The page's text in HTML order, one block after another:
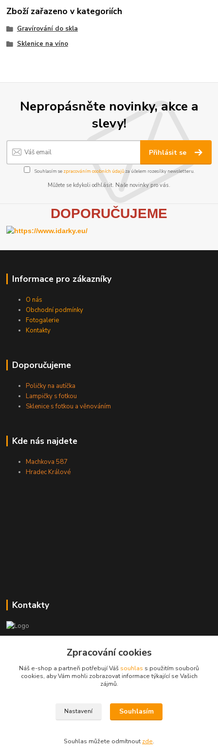
Zboží zařazeno v kategoriích
Gravírování do skla
Sklenice na víno
Nepropásněte novinky, akce a
slevy!
Přihlásit se
Souhlasím se zpracováním osobních údajůza účelem rozesílky newsletteru.
Můžete se kdykoli odhlásit. Naše novinky pro vás.
DOPORUČUJEME
Informace pro zákazníky
O nás
Obchodní podmínky
Fotogalerie
Kontakty
Doporučujeme
Poličky na autíčka
Lampičky s fotkou
Sklenice s fotkou a věnováním
Kde nás najdete
Machkova 587
Hradec Králové
Kontakty
+420773237626
popisekhk@gmail.com
Zpracování cookies
Náš e-shop a partneři potřebují Váš souhlas s použitím souborů
cookies, aby Vám mohli zobrazovat informace týkající se Vašich
zájmů.
Nastavení Souhlasím
Souhlas můžete odmítnout zde.